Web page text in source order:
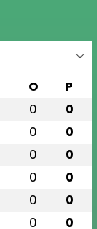
O P
0 0
0 0
0 0
0 0
0 0
0 0